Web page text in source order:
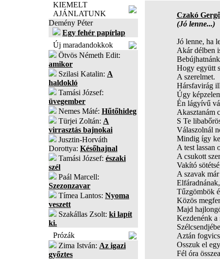
KIEMELT
AJÁNLATUNK
Demény Péter
Egy fehér papírlap
Új maradandokkok
Ötvös Németh Edit:
amikor
Szilasi Katalin: A
haldokló
Tamási József:
üvegember
Nemes Máté: Hűtőhideg
Türjei Zoltán: A
virrasztás bajnokai
Jusztin-Horváth
Dorottya: Későhajnal
Tamási József: északi
szél
Paál Marcell:
Szezonzavar
Tímea Lantos: Nyoma
veszett
Szakállas Zsolt: ki lapít
ki.
Prózák
Zima István: Az igazi
győztes
Czakó
(Jó lenne...)
Jó lenne, ha
Akár délben
Hogy együtt
A szerelmet.
Hársfavirág
Úgy
Én lágyívű
Akasztanám
S Te
Válaszolnál
Mindig így
A test lassan
A csukott
Vakító
A szavak
Tűzgömbök
Közös
Majd
Kezdenénk a
Aztán
Osszuk el
Fél óra